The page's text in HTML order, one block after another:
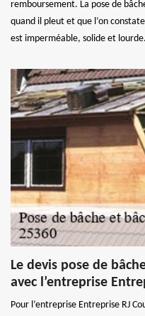
remboursement. La pose de
quand il pleut et que l’on
est imperméable, solide et lourde.
Le devis pose de
avec l’entreprise
Pour l’entreprise Entreprise RJ